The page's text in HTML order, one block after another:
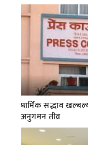
धार्मिक सद्भाव
अनुगमन तीव्र